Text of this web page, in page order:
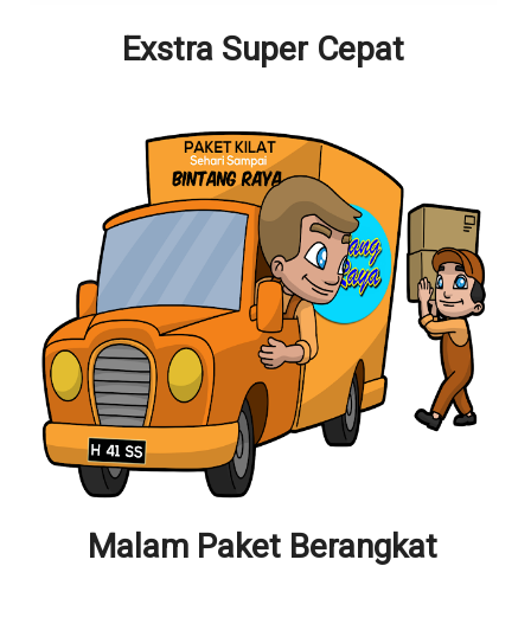
Exstra Super Cepat
Malam Paket Berangkat